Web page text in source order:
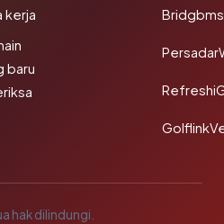
kerja
baru
hak dilindungi.